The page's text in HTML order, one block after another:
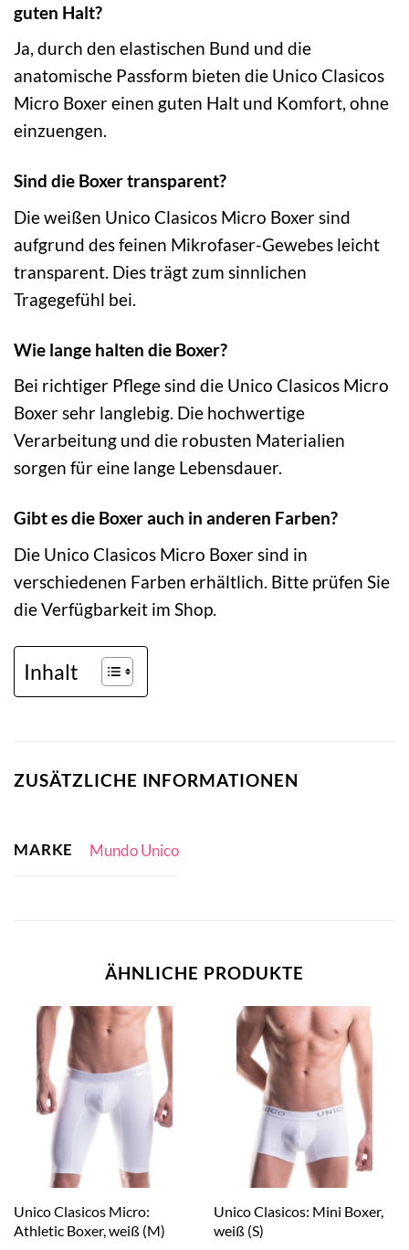
guten Halt?
Ja, durch den elastischen Bund und die
anatomische Passform bieten die Unico Clasicos
Micro Boxer einen guten Halt und Komfort, ohne
einzuengen.
Sind die Boxer transparent?
Die weißen Unico Clasicos Micro Boxer sind
aufgrund des feinen Mikrofaser-Gewebes leicht
transparent. Dies trägt zum sinnlichen
Tragegefühl bei.
Wie lange halten die Boxer?
Bei richtiger Pflege sind die Unico Clasicos Micro
Boxer sehr langlebig. Die hochwertige
Verarbeitung und die robusten Materialien
sorgen für eine lange Lebensdauer.
Gibt es die Boxer auch in anderen Farben?
Die Unico Clasicos Micro Boxer sind in
verschiedenen Farben erhältlich. Bitte prüfen Sie
die Verfügbarkeit im Shop.
Inhalt
ZUSÄTZLICHE INFORMATIONEN
MARKE Mundo Unico
ÄHNLICHE PRODUKTE
Unico Clasicos Micro:
Athletic Boxer, weiß (M)
Unico Clasicos: Mini Boxer,
weiß (S)